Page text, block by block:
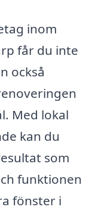
inom
får du inte
också
Med lokal
kan du
som
funktionen
fönster i